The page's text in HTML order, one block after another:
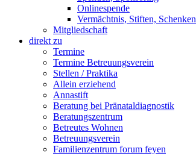
Onlinespende
Vermächtnis, Stiften, Schenken
Mitgliedschaft
direkt zu
Termine
Termine Betreuungsverein
Stellen / Praktika
Allein erziehend
Annastift
Beratung bei Pränataldiagnostik
Beratungszentrum
Betreutes Wohnen
Betreuungsverein
Familienzentrum forum feyen